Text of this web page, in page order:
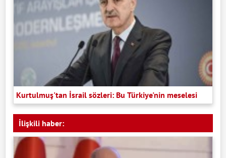
Kurtulmuş'tan İsrail sözleri: Bu Türkiye'nin meselesi
İlişkili haber: